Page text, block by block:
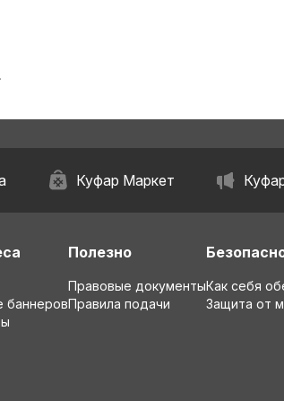
Куфар Маркет
баннеров
Полезно
Правовые документы
Правила подачи
Как себя
Защита от